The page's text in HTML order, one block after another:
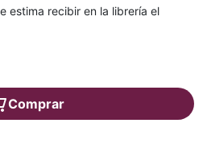
estima recibir en la librería el
Comprar